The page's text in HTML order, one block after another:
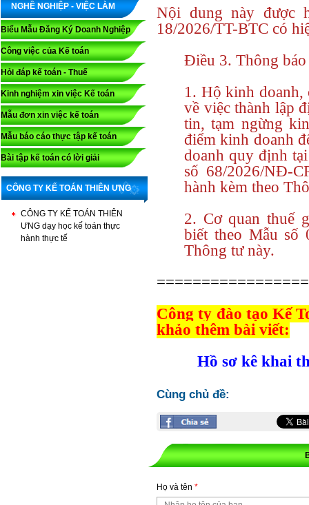
NGHỀ NGHIỆP - VIỆC LÀM
Biểu Mẫu Đăng Ký Doanh Nghiệp
Công việc của Kế toán
Hỏi đáp kế toán - Thuế
Kinh nghiệm xin việc Kế toán
Mẫu đơn xin việc kế toán
Mẫu báo cáo thực tập kế toán
Bài tập kế toán có lời giải
CÔNG TY KẾ TOÁN THIÊN ƯNG
CÔNG TY KẾ TOÁN THIÊN
ƯNG dạy học kế toán thực
hành thực tế
Nội dung này được
18/2026/TT-BTC có
Điều 3. Thông
1. Hộ kinh doanh,
về việc thành lập
tin, tạm ngừng
điểm kinh doanh
doanh quy định
số 68/2026/NĐ-
hành kèm theo
2. Cơ quan thuế
biết theo Mẫu số
Thông tư này.
Công ty đào tạo Kế
khảo thêm bài viết:
Hồ sơ kê khai
Cùng chủ đề:
Họ và tên *